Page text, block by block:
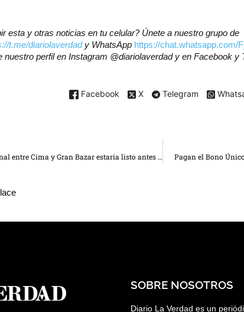
esta y otras noticias en tu celular? Únete a nuestro grupo de
t.me/diariolaverdady WhatsApp https://chat.whatsapp.com/
nuestro perfil en Instagram @diariolaverdady en Facebook y
Facebook X Telegram
Paso peatonal entre Cima y Gran Bazar estaría listo antes del 11 de junio Pagan el Bono
SOBRE NOSOTROS
Diario La Verdad es un